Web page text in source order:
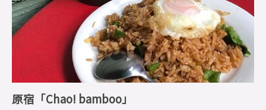
原宿「Chao! bamboo」